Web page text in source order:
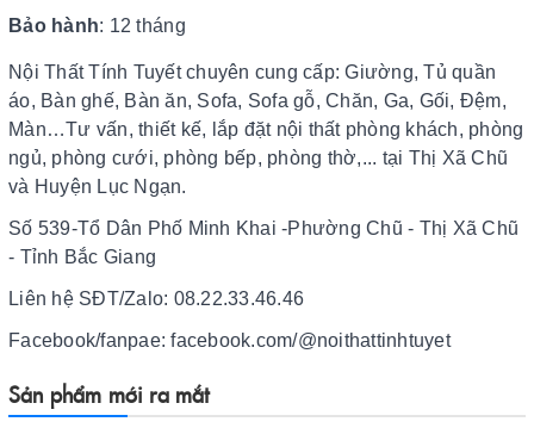
Bảo hành: 12 tháng
Nội Thất Tính Tuyết chuyên cung cấp: Giường, Tủ quần
áo, Bàn ghế, Bàn ăn, Sofa, Sofa gỗ, Chăn, Ga, Gối, Đệm,
Màn…Tư vấn, thiết kế, lắp đặt nội thất phòng khách, phòng
ngủ, phòng cưới, phòng bếp, phòng thờ,... tại Thị Xã Chũ
và Huyện Lục Ngạn.
Số 539-Tổ Dân Phố Minh Khai -Phường Chũ - Thị Xã Chũ
- Tỉnh Bắc Giang
Liên hệ SĐT/Zalo: 08.22.33.46.46
Facebook/fanpae: facebook.com/@noithattinhtuyet
Sản phẩm mới ra mắt